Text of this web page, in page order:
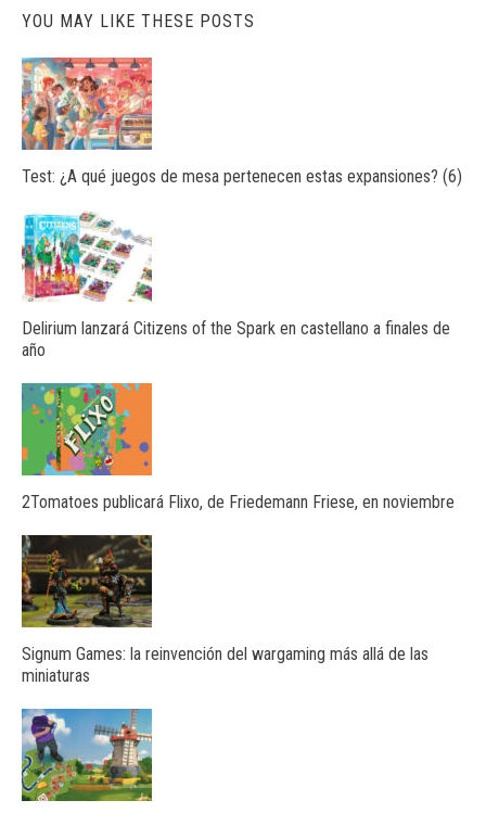
YOU MAY LIKE THESE POSTS
Test: ¿A qué juegos de mesa pertenecen estas expansiones? (6)
Delirium lanzará Citizens of the Spark en castellano a finales de
año
2Tomatoes publicará Flixo, de Friedemann Friese, en noviembre
Signum Games: la reinvención del wargaming más allá de las
miniaturas